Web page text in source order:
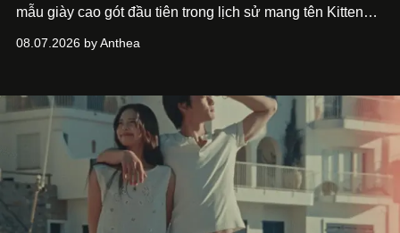
mẫu giày cao gót đầu tiên trong lịch sử mang tên Kitten
08.07.2026 by Anthea